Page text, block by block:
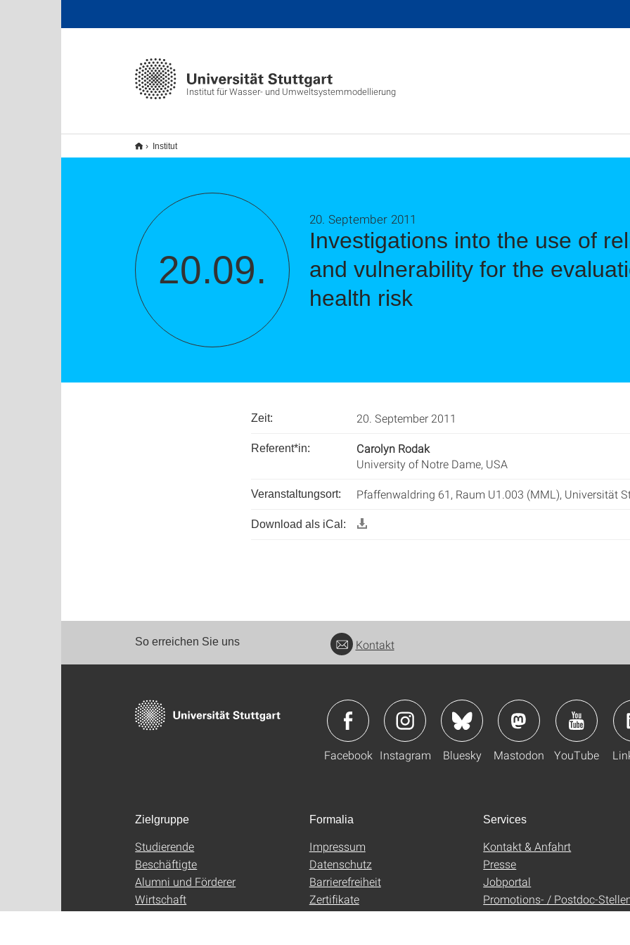
Institut für Wasser- und Umweltsystemmodellierung
Institut
20.09.
Investigations into the use of
and vulnerability for the
health risk
20. September 2011
Zeit: 20. September 2011
Referent*in:
Carolyn Rodak
University of Notre Dame, USA
Veranstaltungsort: Pfaffenwaldring 61, Raum U1.003 (MML), Universität
Download als iCal:
So erreichen Sie uns Kontakt
Facebook Instagram Bluesky Mastodon YouTube
Zielgruppe
Studierende
Beschäftigte
Alumni und Förderer
Wirtschaft
Formalia
Impressum
Datenschutz
Barrierefreiheit
Zertifikate
Services
Kontakt & Anfahrt
Presse
Jobportal
Promotions- / Postdoc-